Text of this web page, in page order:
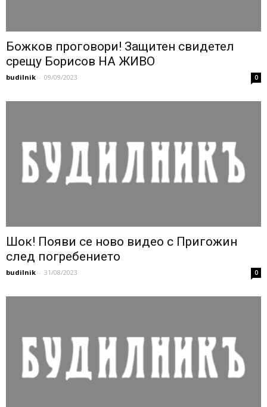
Божков проговори! Защитен свидетел
срещу Борисов НА ЖИВО
budilnik - 09/09/2023 0
Шок! Появи се ново видео с Пригожин
след погребението
budilnik - 31/08/2023 0